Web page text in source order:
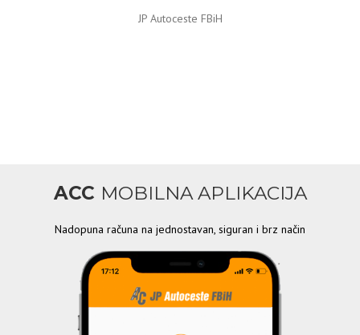
JP Autoceste FBiH
ACC MOBILNA APLIKACIJA
Nadopuna računa na jednostavan, siguran i brz način